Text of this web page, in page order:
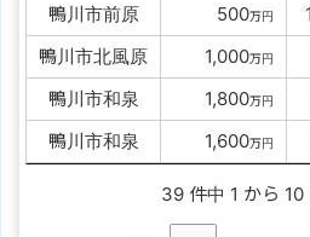
鴨川市前原 500万円
鴨川市北風原 1,000万円
鴨川市和泉 1,800万円
鴨川市和泉 1,600万円
39 件中 1 から 10